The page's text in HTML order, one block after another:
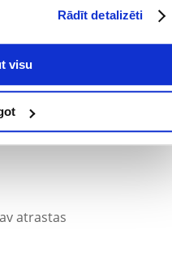
Rādīt detalizēti
visu
ir iegādājušies produktu,
norādītais vērtējums ir
vērtējumus.
atrastas